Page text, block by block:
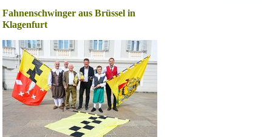
Fahnenschwinger aus Brüssel in
Klagenfurt